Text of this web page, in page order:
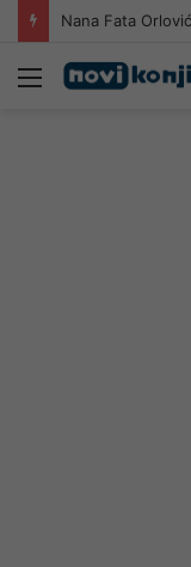
Meni